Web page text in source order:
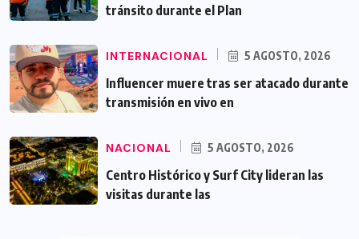
tránsito durante el Plan
INTERNACIONAL 5 AGOSTO, 2026
Influencer muere tras ser atacado durante
transmisión en vivo en
NACIONAL 5 AGOSTO, 2026
Centro Histórico y Surf City lideran las
visitas durante las